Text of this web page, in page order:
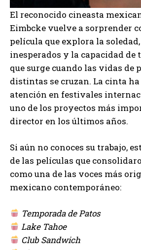
El reconocido cineasta
Eimbcke vuelve a sorprender
película que explora la
inesperados y la capacidad
que surge cuando las vidas de
distintas se cruzan. La cinta
atención en festivales
uno de los proyectos más
director en los últimos años.
Si aún no conoces su trabajo,
de las películas que
como una de las voces más
mexicano contemporáneo:
Temporada de Patos
Lake Tahoe
Club Sandwich